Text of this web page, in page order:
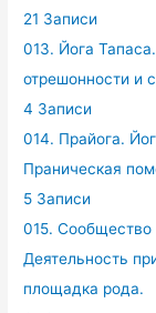
21 Записи
013. Йога
отрешонности и
4 Записи
014. Прайога.
Праническая
5 Записи
015. Сообщество
Деятельность
площадка рода.